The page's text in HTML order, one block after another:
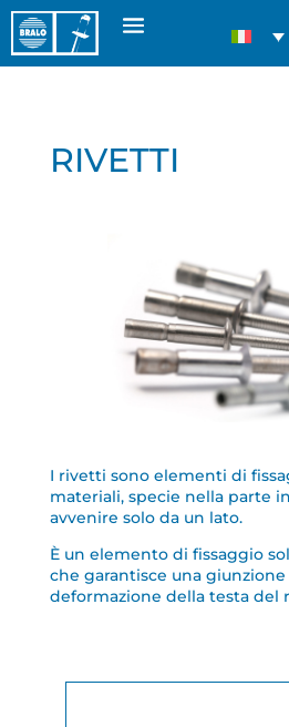
RIVETTI
I rivetti sono elementi di
materiali, specie nella parte
avvenire solo da un lato.
È un elemento di fissaggio
che garantisce una giunzione
deformazione della testa del